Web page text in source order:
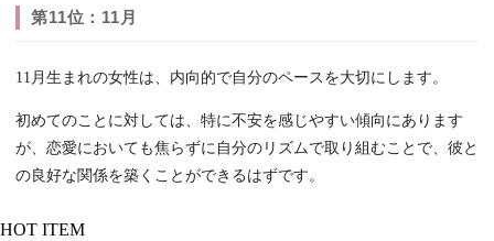
第11位：11月
11月生まれの女性は、内向的で自分のペースを大切にします。
初めてのことに対しては、特に不安を感じやすい傾向にあります
が、恋愛においても焦らずに自分のリズムで取り組むことで、彼と
の良好な関係を築くことができるはずです。
HOT ITEM